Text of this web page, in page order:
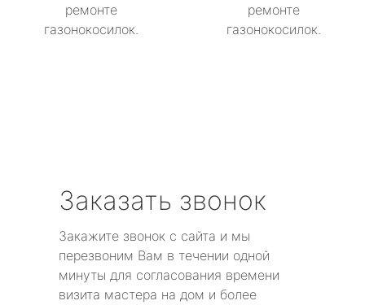
ремонте
газонокосилок.
ремонте
газонокосилок.
Заказать звонок
Закажите звонок с сайта и мы
перезвоним Вам в течении одной
минуты для согласования времени
визита мастера на дом и более